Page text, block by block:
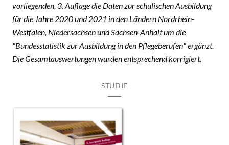
vorliegenden, 3. Auflage die Daten zur schulischen Ausbildung
für die Jahre 2020 und 2021 in den Ländern Nordrhein-
Westfalen, Niedersachsen und Sachsen-Anhalt um die
"Bundesstatistik zur Ausbildung in den Pflegeberufen" ergänzt.
Die Gesamtauswertungen wurden entsprechend korrigiert.
STUDIE